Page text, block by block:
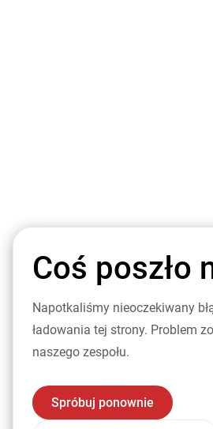
Coś poszło
Napotkaliśmy nieoczekiwany
ładowania tej strony. Problem
naszego zespołu.
Spróbuj ponownie